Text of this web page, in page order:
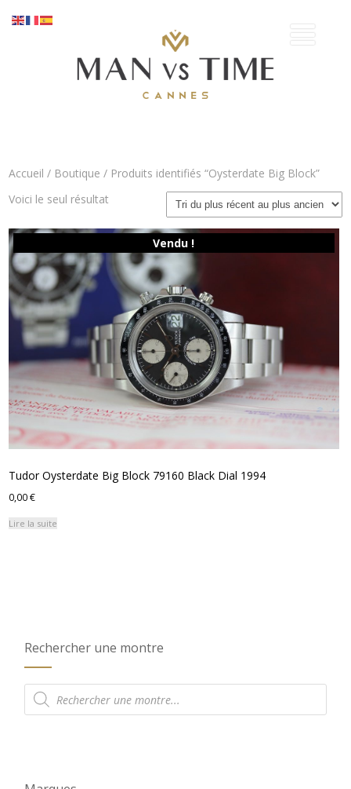
Accueil / Boutique / Produits identifiés “Oysterdate Big Block”
Voici le seul résultat
Vendu !
Tudor Oysterdate Big Block 79160 Black Dial 1994
0,00€
Lire la suite
Rechercher une montre
Recherche
de
produits